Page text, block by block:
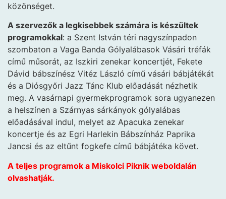
közönséget.
A szervezők a legkisebbek számára is készültek
programokkal: a Szent István téri nagyszínpadon
szombaton a Vaga Banda Gólyalábasok Vásári tréfák
című műsorát, az Iszkiri zenekar koncertjét, Fekete
Dávid bábszínész Vitéz László című vásári bábjátékát
és a Diósgyőri Jazz Tánc Klub előadását nézhetik
meg. A vasárnapi gyermekprogramok sora ugyanezen
a helszínen a Szárnyas sárkányok gólyalábas
előadásával indul, melyet az Apacuka zenekar
koncertje és az Egri Harlekin Bábszínház Paprika
Jancsi és az eltűnt fogkefe című bábjátéka követ.
A teljes programok a Miskolci Piknik weboldalán
olvashatják.